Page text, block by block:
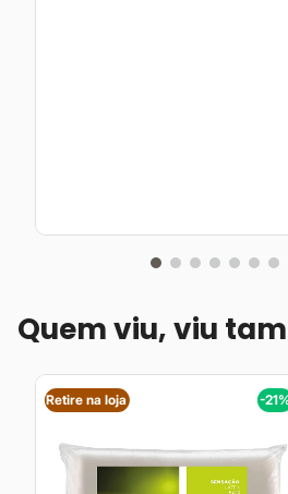
Quem viu, viu
Retire na loja -